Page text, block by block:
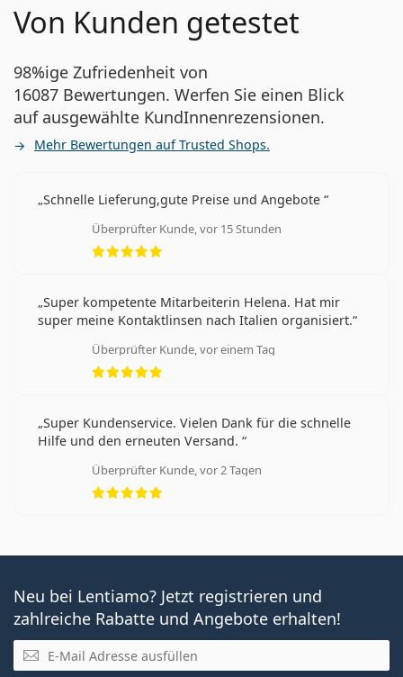
Von Kunden getestet
98%ige Zufriedenheit von
16087 Bewertungen. Werfen Sie einen Blick
auf ausgewählte KundInnenrezensionen.
Mehr Bewertungen auf Trusted Shops.
Schnelle Lieferung,gute Preise und Angebote
Überprüfter Kunde, vor 15 Stunden
Bewertung 5 aus 5
Super kompetente Mitarbeiterin Helena. Hat mir
super meine Kontaktlinsen nach Italien organisiert.
Überprüfter Kunde, vor einem Tag
Bewertung 5 aus 5
Super Kundenservice. Vielen Dank für die schnelle
Hilfe und den erneuten Versand.
Überprüfter Kunde, vor 2 Tagen
Bewertung 5 aus 5
Neu bei Lentiamo? Jetzt registrieren und
zahlreiche Rabatte und Angebote erhalten!
E-Mail